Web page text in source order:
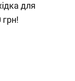
для
грн!